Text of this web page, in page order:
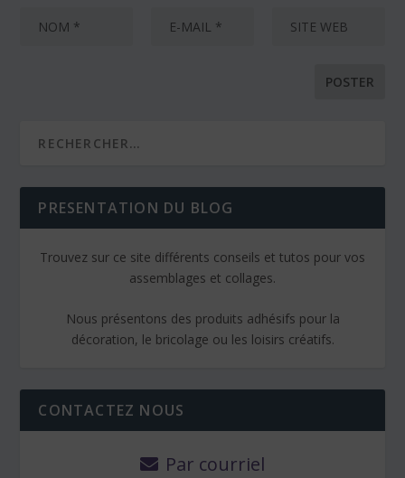
PRESENTATION DU BLOG
Trouvez sur ce site différents conseils et tutos pour vos
assemblages et collages.
Nous présentons des produits adhésifs pour la
décoration, le bricolage ou les loisirs créatifs.
CONTACTEZ NOUS
Par courriel